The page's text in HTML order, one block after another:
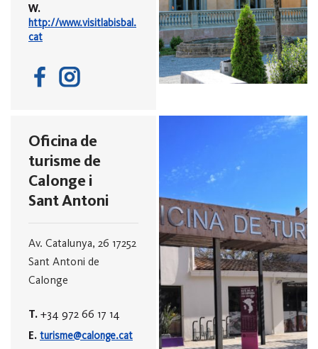
W.
http://www.visitlabisbal.
cat
Oficina de
turisme de
Calonge i
Sant Antoni
Av. Catalunya, 26 17252
Sant Antoni de
Calonge
T. +34 972 66 17 14
E. turisme@calonge.cat